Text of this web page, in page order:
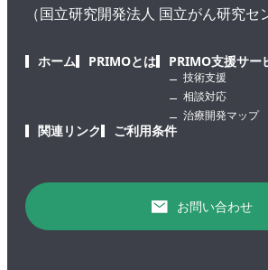
（国立研究開発法人 国立がん研究セ
ホーム PRIMOとは PRIMO支援サー
技術支援
相談対応
治療開発マップ
関連リンク ご利用条件
お問い合わせ